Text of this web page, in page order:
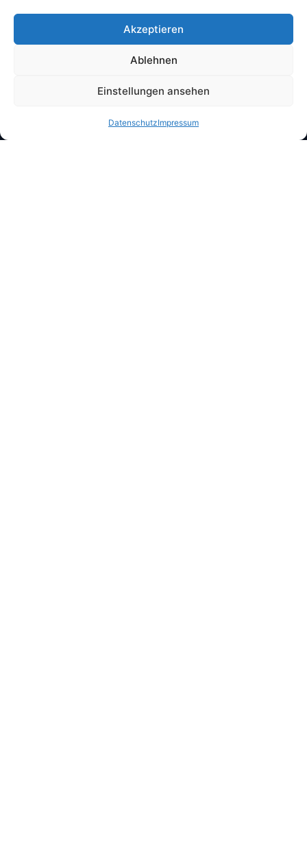
Akzeptieren
Ablehnen
Einstellungen ansehen
DatenschutzImpressum